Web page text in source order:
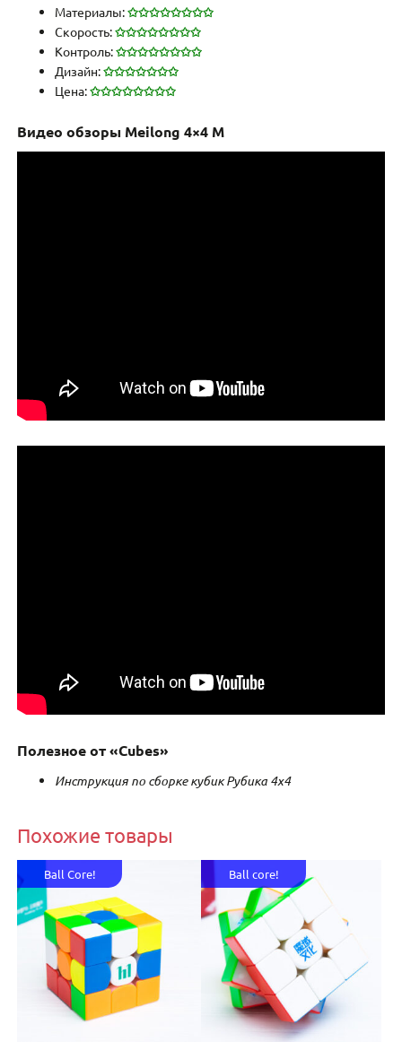
Материалы:✩✩✩✩✩✩✩✩
Скорость:✩✩✩✩✩✩✩✩
Контроль:✩✩✩✩✩✩✩✩
Дизайн:✩✩✩✩✩✩✩
Цена:✩✩✩✩✩✩✩✩
Видео обзоры Meilong 4×4 M
Полезное от «Cubes»
Инструкция по сборке кубик Рубика 4х4
Похожие товары
Ball Core! Ball core!